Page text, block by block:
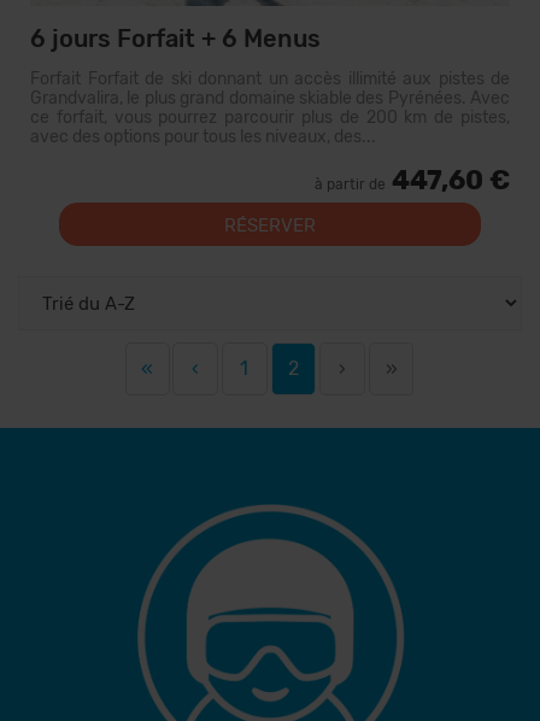
6 jours Forfait + 6 Menus
Forfait Forfait de ski donnant un accès illimité aux pistes de
Grandvalira, le plus grand domaine skiable des Pyrénées. Avec
ce forfait, vous pourrez parcourir plus de 200 km de pistes,
avec des options pour tous les niveaux, des...
à partir de 447,60 €
RÉSERVER
« ‹ 1 2 › »